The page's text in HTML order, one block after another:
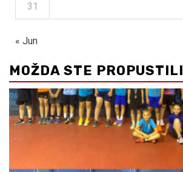
31
« Jun
MOŽDA STE PROPUSTILI